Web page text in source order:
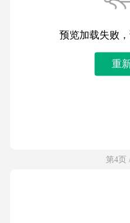
预览加载失败
重
第4页